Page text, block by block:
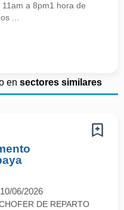
a 8pm1 hora de
...
en sectores similares
10/06/2026
DE REPARTO